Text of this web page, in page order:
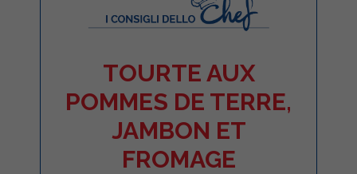
TOURTE AUX
POMMES DE TERRE,
JAMBON ET
FROMAGE